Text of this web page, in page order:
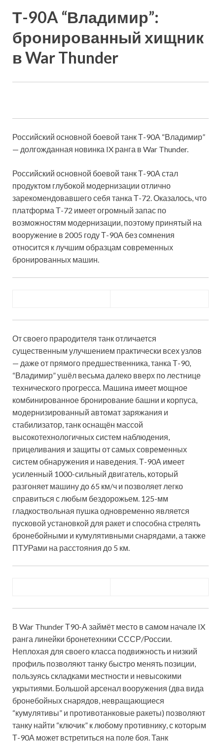
Т-90A “Владимир”:
бронированный хищник
в War Thunder
Российский основной боевой танк Т-90А “Владимир”
— долгожданная новинка IX ранга в War Thunder.
Российский основной боевой танк Т-90А стал
продуктом глубокой модернизации отлично
зарекомендовавшего себя танка Т-72. Оказалось, что
платформа Т-72 имеет огромный запас по
возможностям модернизации, поэтому принятый на
вооружение в 2005 году Т-90А без сомнения
относится к лучшим образцам современных
бронированных машин.
От своего прародителя танк отличается
существенным улучшением практически всех узлов
— даже от прямого предшественника, танка Т-90,
“Владимир” ушёл весьма далеко вверх по лестнице
технического прогресса. Машина имеет мощное
комбинированное бронирование башни и корпуса,
модернизированный автомат заряжания и
стабилизатор, танк оснащён массой
высокотехнологичных систем наблюдения,
прицеливания и защиты от самых современных
систем обнаружения и наведения. Т-90А имеет
усиленный 1000-сильный двигатель, который
разгоняет машину до 65 км/ч и позволяет легко
справиться с любым бездорожьем. 125-мм
гладкоствольная пушка одновременно является
пусковой установкой для ракет и способна стрелять
бронебойными и кумулятивными снарядами, а также
ПТУРами на расстояния до 5 км.
В War Thunder Т90-А займёт место в самом начале IX
ранга линейки бронетехники СССР/России.
Неплохая для своего класса подвижность и низкий
профиль позволяют танку быстро менять позиции,
пользуясь складками местности и невысокими
укрытиями. Большой арсенал вооружения (два вида
бронебойных снарядов, невращающиеся
“кумулятивы” и противотанковые ракеты) позволяют
танку найти “ключик” к любому противнику, с которым
Т-90А может встретиться на поле боя. Танк